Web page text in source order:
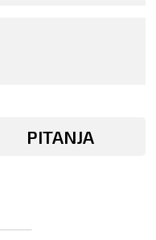
PITANJA